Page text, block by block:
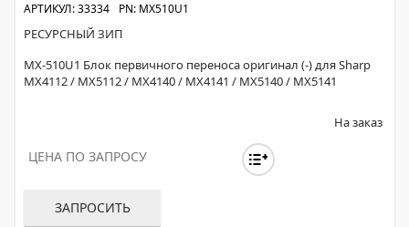
АРТИКУЛ: 33334 PN: MX510U1
РЕСУРСНЫЙ ЗИП
MX-510U1 Блок первичного переноса оригинал (-) для Sharp
MX4112 / MX5112 / MX4140 / MX4141 / MX5140 / MX5141
На заказ
ЦЕНА ПО ЗАПРОСУ
ЗАПРОСИТЬ